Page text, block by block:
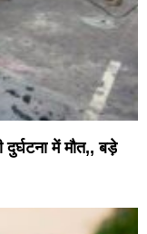
में मौत,, बड़े